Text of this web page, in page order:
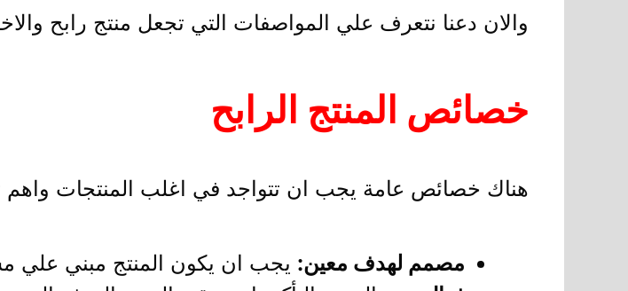
والان دعنا نتعرف علي المواصفات التي تجعل منتج رابح
خصائص المنتج الرابح
هناك خصائص عامة يجب ان تتواجد في اغلب المنتجات
مصمم لهدف معين: يجب ان يكون المنتج مبني علي